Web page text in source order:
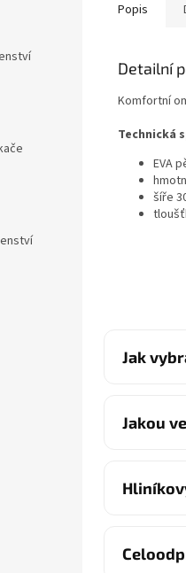
Popis
Detailní
Komfortní
Technická
EVA
šíře
Jak
Jakou